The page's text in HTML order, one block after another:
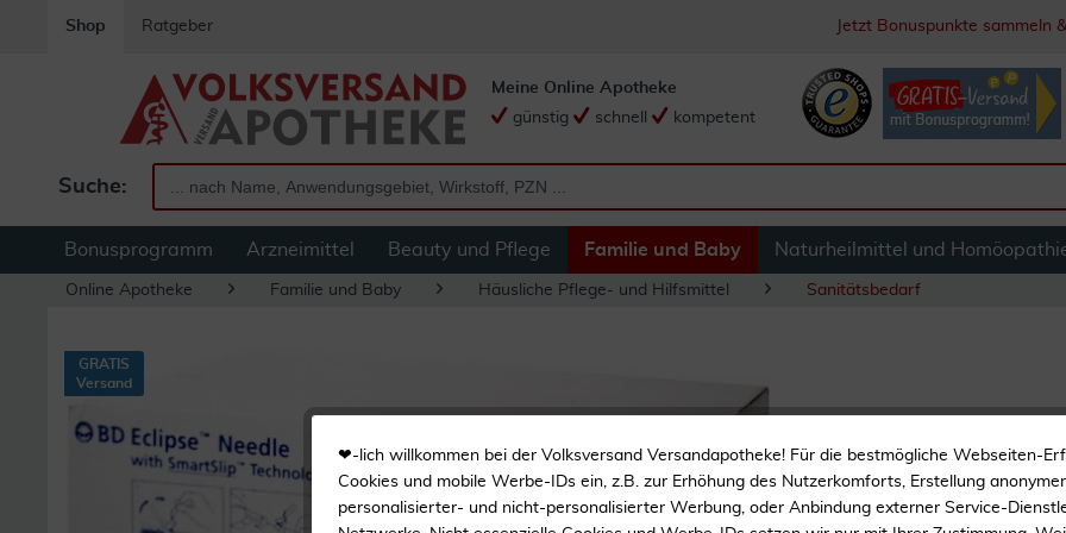
Shop Ratgeber Jetzt Bonuspunkte sammeln
Suche:
Meine Online Apotheke
günstig
schnell kompetent
Bonusprogramm Arzneimittel Beauty und Pflege Familie und Baby Naturheilmittel und
Online Apotheke Familie und Baby Häusliche Pflege- und Hilfsmittel Sanitätsbedarf
Bd Eclipse
GRATIS
Versand
❤-lich willkommen bei der Volksversand Versandapotheke! Für die bestmögliche Webseiten-
Cookies und mobile Werbe-IDs ein, z.B. zur Erhöhung des Nutzerkomforts, Erstellung
personalisierter- und nicht-personalisierter Werbung, oder Anbindung externer Service-